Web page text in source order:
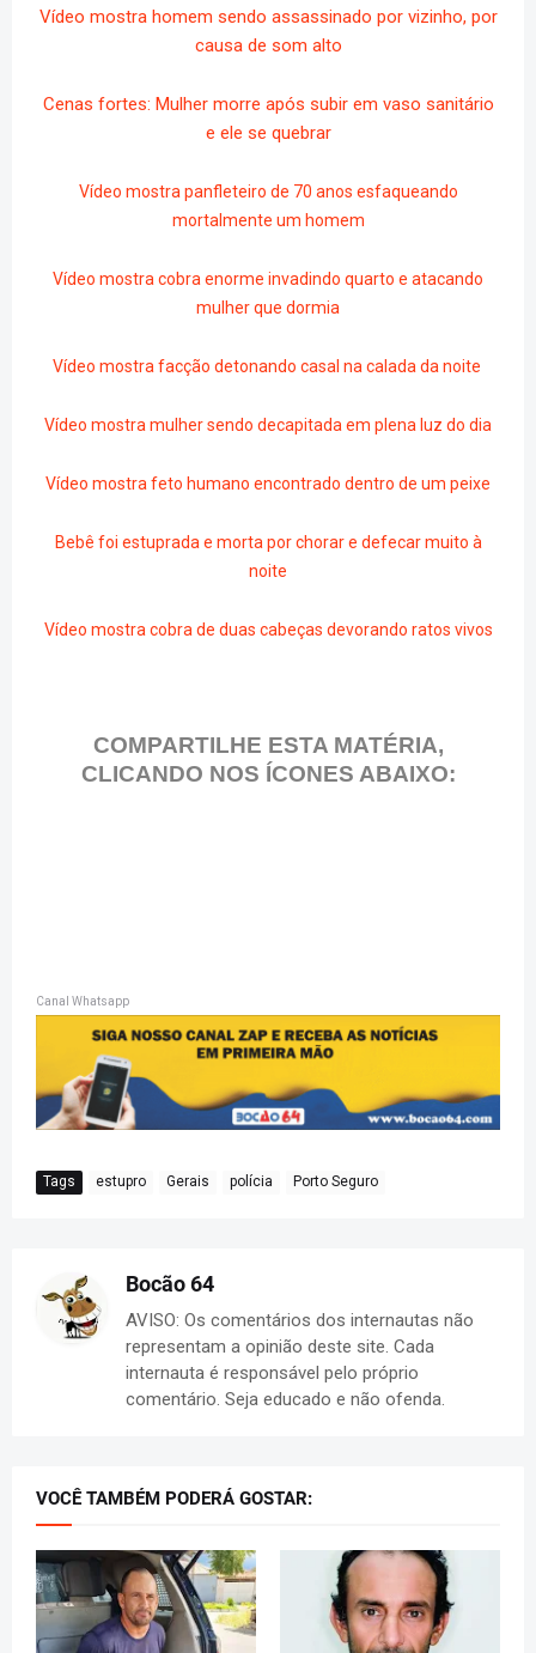
Vídeo mostra homem sendo assassinado por vizinho, por
causa de som alto
Cenas fortes: Mulher morre após subir em vaso sanitário
e ele se quebrar
Vídeo mostra panfleteiro de 70 anos esfaqueando
mortalmente um homem
Vídeo mostra cobra enorme invadindo quarto e atacando
mulher que dormia
Vídeo mostra facção detonando casal na calada da noite
Vídeo mostra mulher sendo decapitada em plena luz do dia
Vídeo mostra feto humano encontrado dentro de um peixe
Bebê foi estuprada e morta por chorar e defecar muito à
noite
Vídeo mostra cobra de duas cabeças devorando ratos vivos
COMPARTILHE ESTA MATÉRIA,
CLICANDO NOS ÍCONES ABAIXO:
Canal Whatsapp
Tags estupro Gerais polícia Porto Seguro
Bocão 64
AVISO: Os comentários dos internautas não
representam a opinião deste site. Cada
internauta é responsável pelo próprio
comentário. Seja educado e não ofenda.
VOCÊ TAMBÉM PODERÁ GOSTAR: